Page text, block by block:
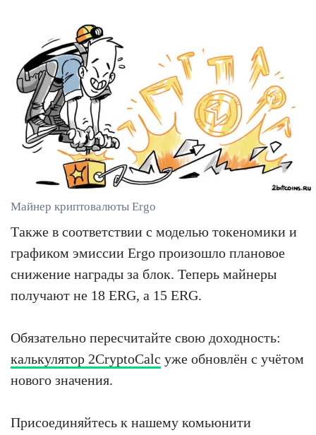
Майнер криптовалюты Ergo
Также в соответствии с моделью токеномики и
графиком эмиссии Ergo произошло плановое
снижение награды за блок. Теперь майнеры
получают не 18 ERG, а 15 ERG.
Обязательно пересчитайте свою доходность:
калькулятор 2CryptoCalc уже обновлён с учётом
нового значения.
Присоединяйтесь к нашему комьюнити